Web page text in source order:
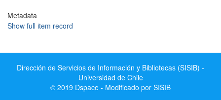
Metadata
Show full item record
Dirección de Servicios de Información y Bibliotecas (SISIB) -
Universidad de Chile
© 2019 Dspace - Modificado por SISIB